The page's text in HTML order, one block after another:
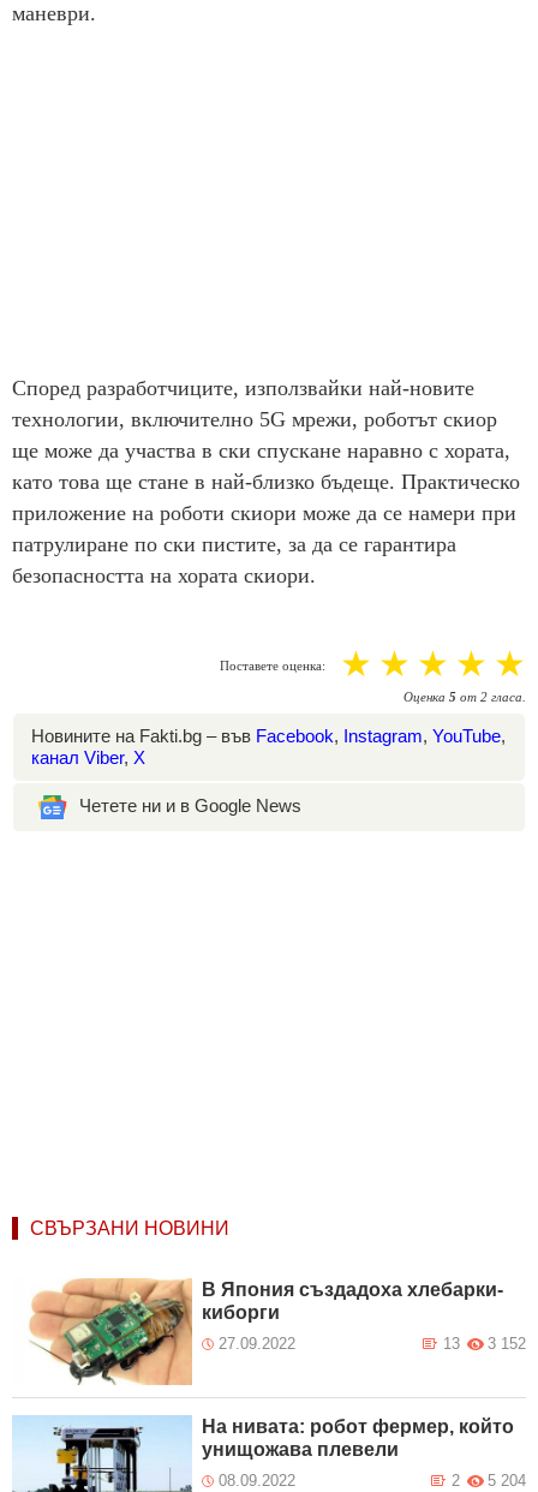
маневри.
Според разработчиците, използвайки най-новите
технологии, включително 5G мрежи, роботът скиор
ще може да участва в ски спускане наравно с хората,
като това ще стане в най-близко бъдеще. Практическо
приложение на роботи скиори може да се намери при
патрулиране по ски пистите, за да се гарантира
безопасността на хората скиори.
Поставете оценка: ☆
☆
☆
☆
☆
Оценка 5 от 2 гласа.
Новините на Fakti.bg – във Facebook, Instagram, YouTube,
канал Viber, X
Четете ни и в Google News
СВЪРЗАНИ НОВИНИ
В Япония създадоха хлебарки-
киборги
27.09.2022 3 152
13
На нивата: робот фермер, който
унищожава плевели
08.09.2022 5 204
2